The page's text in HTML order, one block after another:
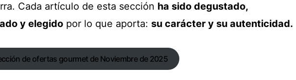
Cada artículo de esta sección ha sido degustado,
y elegido por lo que aporta: su carácter y su autenticidad.
de ofertas gourmet de Noviembre de 2025